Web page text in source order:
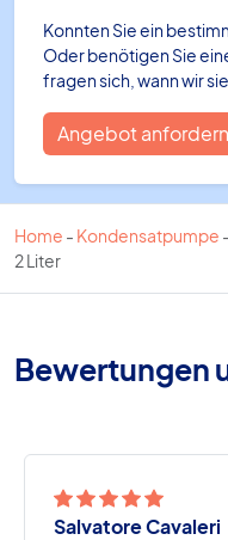
Konnten Sie ein
Oder benötigen Sie
fragen sich, wann wir
Angebot anfordern
Home - Kondensatpumpe -
2 Liter
Bewertungen
Salvatore Cavaleri